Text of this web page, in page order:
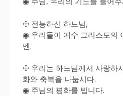
☩ 전능하신 하느님,
◉ 우리들이 예수 그리스도의
멘.
☩ 우리는 하느님께서 사랑하
화와 축복을 나눕시다.
◉ 주님의 평화를 빕니다.